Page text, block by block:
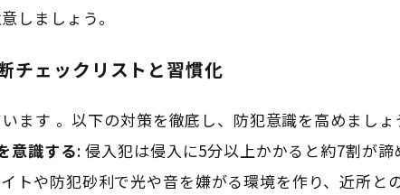
しましょう。
チェックリストと習慣化
ます 。以下の対策を徹底し、防犯意識を高めましょ
意識する: 侵入犯は侵入に5分以上かかると約7割が諦
トや防犯砂利で光や音を嫌がる環境を作り、近所と